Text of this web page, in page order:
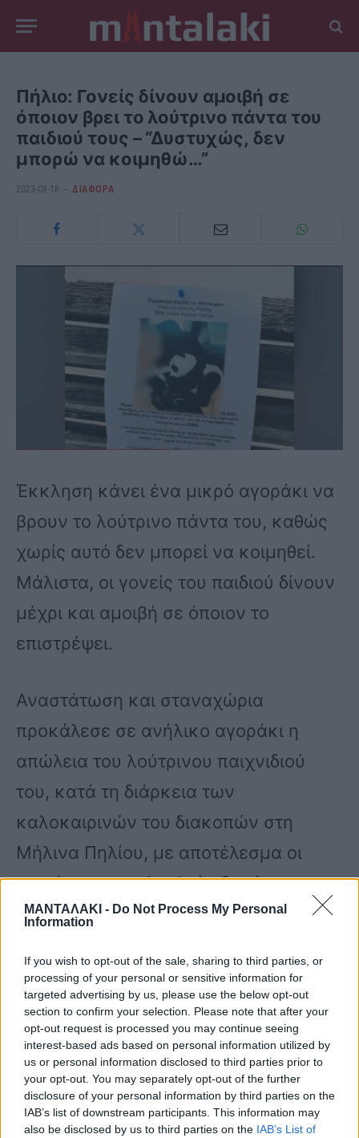
ΜΑΝΤΑΛΑΚΙ - Do Not Process My Personal
Information
If you wish to opt-out of the sale, sharing to third parties, or
processing of your personal or sensitive information for
targeted advertising by us, please use the below opt-out
section to confirm your selection. Please note that after your
opt-out request is processed you may continue seeing
interest-based ads based on personal information utilized by
us or personal information disclosed to third parties prior to
your opt-out. You may separately opt-out of the further
disclosure of your personal information by third parties on the
IAB’s list of downstream participants. This information may
also be disclosed by us to third parties on the IAB’s List of
Πήλιο: Γονείς δίνουν αμοιβή σε
όποιον βρει το λούτρινο πάντα του
παιδιού τους – “Δυστυχώς, δεν
μπορώ να κοιμηθώ…”
2023-08-18 ΔΙΆΦΟΡΑ
Έκκληση κάνει ένα μικρό αγοράκι να
βρουν το λούτρινο πάντα του, καθώς
χωρίς αυτό δεν μπορεί να κοιμηθεί.
Μάλιστα, οι γονείς του παιδιού δίνουν
μέχρι και αμοιβή σε όποιον το
επιστρέψει.
Αναστάτωση και σταναχώρια
προκάλεσε σε ανήλικο αγοράκι η
απώλεια του λούτρινου παιχνιδιού
του, κατά τη διάρκεια των
καλοκαιρινών του διακοπών στη
Μήλινα Πηλίου, με αποτέλεσμα οι
γονείς να απευθυνθούν δημόσια για
την εύρεση και την επιστροφή του.
Στην ανακοίνωση αναφέρονται τα
εξής:
«Παρακαλώ, βρείτε το πάντα μου.
Έχασα το αγαπημένο μου πάντα στη
Μηλίνα στις 15.08.2023. Δυστυχώς,